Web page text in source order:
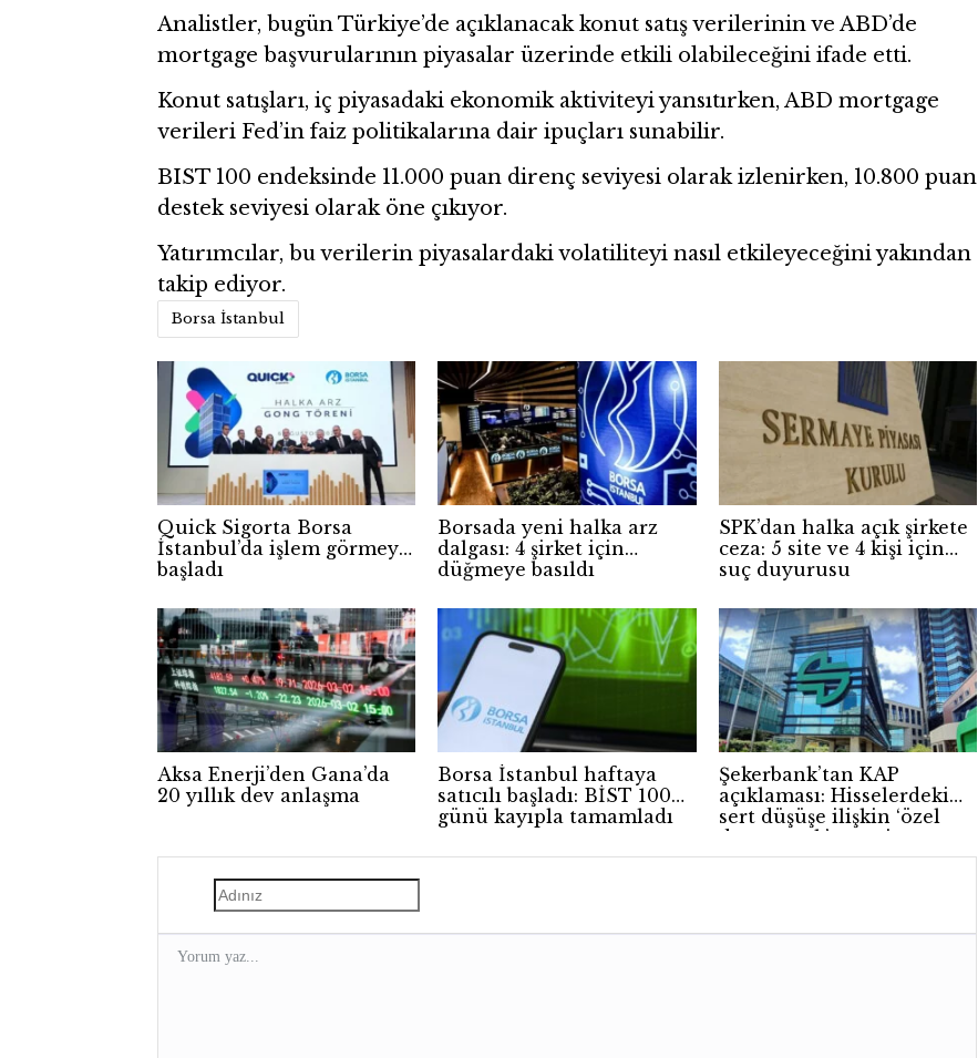
Analistler, bugün Türkiye’de açıklanacak konut satış verilerinin ve ABD’de
mortgage başvurularının piyasalar üzerinde etkili olabileceğini ifade etti.
Konut satışları, iç piyasadaki ekonomik aktiviteyi yansıtırken, ABD mortgage
verileri Fed’in faiz politikalarına dair ipuçları sunabilir.
BIST 100 endeksinde 11.000 puan direnç seviyesi olarak izlenirken, 10.800 puan
destek seviyesi olarak öne çıkıyor.
Yatırımcılar, bu verilerin piyasalardaki volatiliteyi nasıl etkileyeceğini yakından
takip ediyor.
Borsa İstanbul
Quick Sigorta Borsa
İstanbul’da işlem görmeye
başladı
Borsada yeni halka arz
dalgası: 4 şirket için
düğmeye basıldı
SPK’dan halka açık şirkete
ceza: 5 site ve 4 kişi için
suç duyurusu
Aksa Enerji’den Gana’da
20 yıllık dev anlaşma
Borsa İstanbul haftaya
satıcılı başladı: BİST 100
günü kayıpla tamamladı
Şekerbank’tan KAP
açıklaması: Hisselerdeki
sert düşüşe ilişkin ‘özel
durum yok’ mesajı